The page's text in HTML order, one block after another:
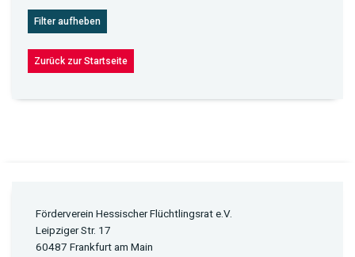
Filter aufheben
Zurück zur Startseite
Förderverein Hessischer Flüchtlingsrat e.V.
Leipziger Str. 17
60487 Frankfurt am Main